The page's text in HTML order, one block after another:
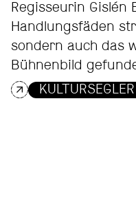
Regisseurin Gislén
Handlungsfäden
sondern auch das
Bühnenbild